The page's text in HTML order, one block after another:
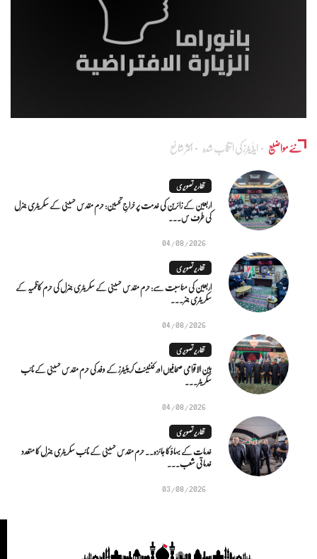
نئے مواضیع ایڈٰیٹرز کی انتخاب شدہ اکثر شائع
تقاریر تصویری
اربعین کے زائرین کی خدمت پر خراجِ تحسین: حرم مقدس حسینی کے سکریٹری جنرل
کی طرف س...
04/08/2026
تقاریر تصویری
اربعین کی مناسبت سے: حرم مقدس حسینی کے سکریٹری جنرل کی حرم کاظمیہ کے
سکریٹری جنر...
04/08/2026
تقاریر تصویری
بین الاقوامی صحافیوں اور کنٹینٹ کریئیٹرز کے وفد کی حرم مقدس حسینی کے نائب
سکریٹر...
04/08/2026
تقاریر تصویری
خدمات کے بہاؤ کا جائزہ.. حرم مقدس حسینی کے نائب سکریٹری جنرل کا متعدد
خدماتی شعب...
03/08/2026